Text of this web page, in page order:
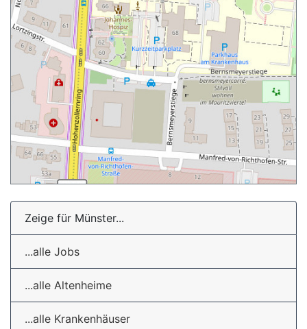
Zeige für Münster...
...alle Jobs
...alle Altenheime
...alle Krankenhäuser